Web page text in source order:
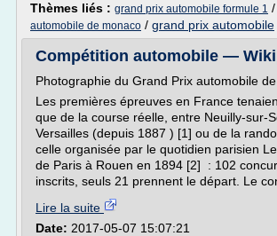
Thèmes liés : grand prix automobile formule 1 /
automobile de monaco / grand prix automobile
Compétition automobile —
Photographie du Grand Prix automobile de
Les premières épreuves en France
que de la course réelle, entre Neuilly-sur-
Versailles (depuis 1887 ) [1] ou de la
celle organisée par le quotidien parisien
de Paris à Rouen en 1894 [2] : 102
inscrits, seuls 21 prennent le départ. Le
Lire la suite
Date: 2017-05-07 15:07:21